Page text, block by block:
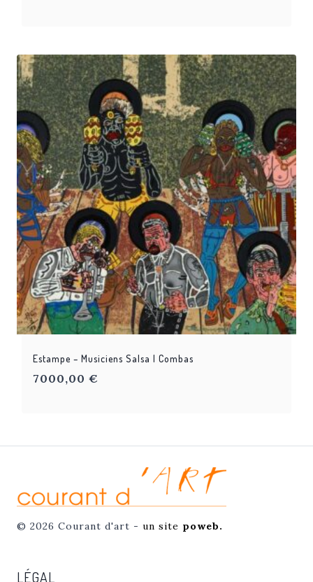
Estampe – Musiciens Salsa | Combas
7000,00 €
© 2026 Courant d'art - un site poweb.
LÉGAL